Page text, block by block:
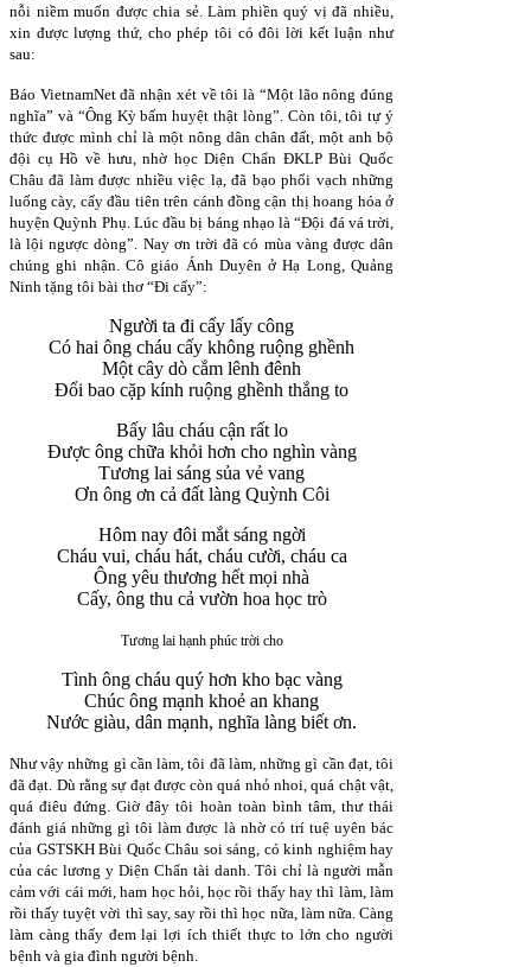
nỗi niềm muốn được chia sẻ. Làm phiền quý vị đã nhiều,
xin được lượng thứ, cho phép tôi có đôi lời kết luận như
sau:
Báo VietnamNet đã nhận xét về tôi là “Một lão nông đúng
nghĩa” và “Ông Kỳ bấm huyệt thật lòng”. Còn tôi, tôi tự ý
thức được mình chỉ là một nông dân chân đất, một anh bộ
đội cụ Hồ về hưu, nhờ học Diện Chẩn ĐKLP Bùi Quốc
Châu đã làm được nhiều việc lạ, đã bạo phổi vạch những
luống cày, cấy đầu tiên trên cánh đồng cận thị hoang hóa ở
huyện Quỳnh Phụ. Lúc đầu bị báng nhạo là “Đội đá vá trời,
là lội ngược dòng”. Nay ơn trời đã có mùa vàng được dân
chúng ghi nhận. Cô giáo Ánh Duyên ở Hạ Long, Quảng
Ninh tặng tôi bài thơ “Đi cấy”:
Người ta đi cấy lấy công
Có hai ông cháu cấy không ruộng ghềnh
Một cây dò cắm lênh đênh
Đổi bao cặp kính ruộng ghềnh thắng to
Bấy lâu cháu cận rất lo
Được ông chữa khỏi hơn cho nghìn vàng
Tương lai sáng sủa vẻ vang
Ơn ông ơn cả đất làng Quỳnh Côi
Hôm nay đôi mắt sáng ngời
Cháu vui, cháu hát, cháu cười, cháu ca
Ông yêu thương hết mọi nhà
Cấy, ông thu cả vườn hoa học trò
Tương lai hạnh phúc trời cho
Tình ông cháu quý hơn kho bạc vàng
Chúc ông mạnh khoẻ an khang
Nước giàu, dân mạnh, nghĩa làng biết ơn.
Như vậy những gì cần làm, tôi đã làm, những gì cần đạt, tôi
đã đạt. Dù rằng sự đạt được còn quá nhỏ nhoi, quá chật vật,
quá điêu đứng. Giờ đây tôi hoàn toàn bình tâm, thư thái
đánh giá những gì tôi làm được là nhờ có trí tuệ uyên bác
của GSTSKH Bùi Quốc Châu soi sáng, có kinh nghiệm hay
của các lương y Diện Chẩn tài danh. Tôi chỉ là người mẫn
cảm với cái mới, ham học hỏi, học rồi thấy hay thì làm, làm
rồi thấy tuyệt vời thì say, say rồi thì học nữa, làm nữa. Càng
làm càng thấy đem lại lợi ích thiết thực to lớn cho người
bệnh và gia đình người bệnh.